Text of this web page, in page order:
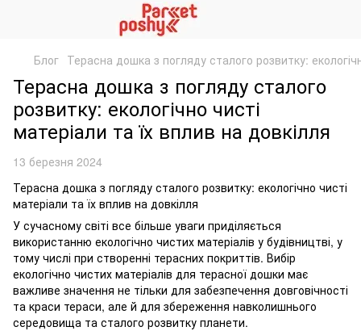
Блог Терасна дошка з погляду сталого розвитку:
Терасна дошка з погляду сталого
розвитку: екологічно чисті
матеріали та їх вплив на довкілля
13 березня 2024
Терасна дошка з погляду сталого розвитку: екологічно чисті
матеріали та їх вплив на довкілля
У сучасному світі все більше уваги приділяється
використанню екологічно чистих матеріалів у будівництві, у
тому числі при створенні терасних покриттів. Вибір
екологічно чистих матеріалів для терасної дошки має
важливе значення не тільки для забезпечення довговічності
та краси тераси, але й для збереження навколишнього
середовища та сталого розвитку планети.